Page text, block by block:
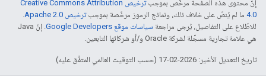
إنّ محتوى هذه الصفحة مرخّص بموجب
ترخيص Creative Commons Attribution
4.0‏ ما لم يُنصّ على خلاف ذلك، ونماذج الرموز مرخّصة بموجبترخيص Apache 2.0‏
.
للاطّلاع على التفاصيل، يُرجى مراجعة سياسات موقع Google Developers‏
. إنّ Java
هي علامة تجارية مسجَّلة لشركة Oracle و/أو شركائها التابعين.
تاريخ التعديل الأخير: 2026-02-17 (حسب التوقيت العالمي المتفَّق عليه)